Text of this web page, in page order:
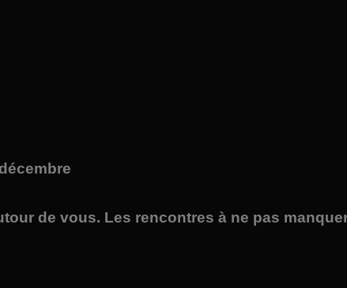
de vous. Les rencontres à ne pas